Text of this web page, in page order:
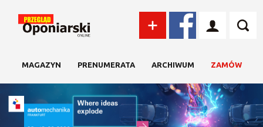
MAGAZYN PRENUMERATA ARCHIWUM ZAMÓW